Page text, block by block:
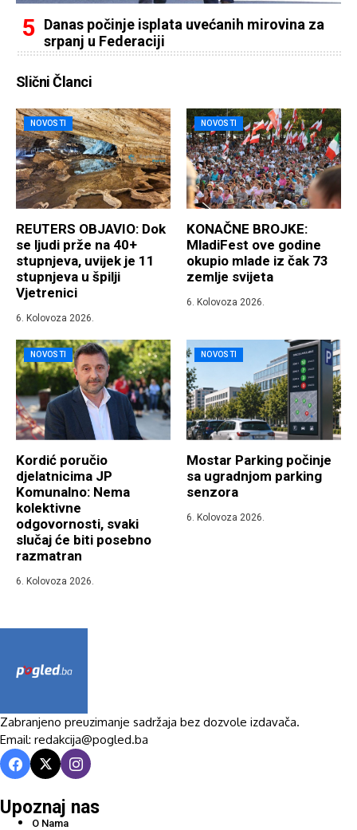
Danas počinje isplata uvećanih mirovina za
srpanj u Federaciji
Slični Članci
NOVOSTI
REUTERS OBJAVIO: Dok
se ljudi prže na 40+
stupnjeva, uvijek je 11
stupnjeva u špilji
Vjetrenici
6. Kolovoza 2026.
NOVOSTI
KONAČNE BROJKE:
MladiFest ove godine
okupio mlade iz čak 73
zemlje svijeta
6. Kolovoza 2026.
NOVOSTI
Kordić poručio
djelatnicima JP
Komunalno: Nema
kolektivne
odgovornosti, svaki
slučaj će biti posebno
razmatran
6. Kolovoza 2026.
NOVOSTI
Mostar Parking počinje
sa ugradnjom parking
senzora
6. Kolovoza 2026.
Zabranjeno preuzimanje sadržaja bez dozvole izdavača.
Email: redakcija@pogled.ba
Upoznaj nas
O Nama